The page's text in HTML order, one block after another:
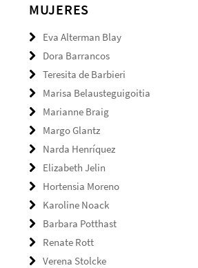
MUJERES
Eva Alterman Blay
Dora Barrancos
Teresita de Barbieri
Marisa Belausteguigoitia
Marianne Braig
Margo Glantz
Narda Henríquez
Elizabeth Jelin
Hortensia Moreno
Karoline Noack
Barbara Potthast
Renate Rott
Verena Stolcke